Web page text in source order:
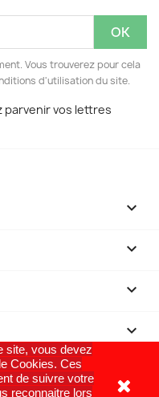
site, vous devez
Cookies. Ces
de suivre votre
reconnaitre lors
Vous trouverez pour cela
d'utilisation du site.
parvenir vos lettres



keyboard_arrow_down